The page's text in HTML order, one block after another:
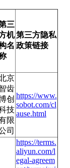
三
机
名
第三方隐私
政策链接
京
齿
创
技
限
司
https://www.
sobot.com/cl
ause.html
https://terms.
aliyun.com/l
egal-agreem